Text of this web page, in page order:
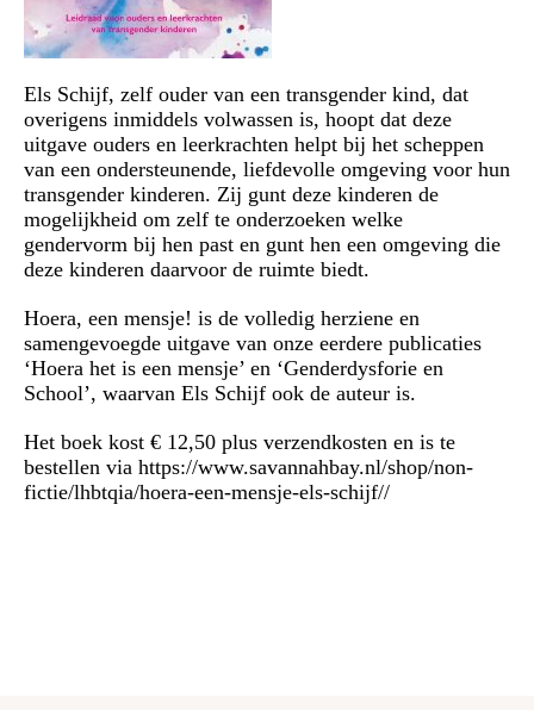
Els Schijf, zelf ouder van een transgender kind, dat
overigens inmiddels volwassen is, hoopt dat deze
uitgave ouders en leerkrachten helpt bij het scheppen
van een ondersteunende, liefdevolle omgeving voor hun
transgender kinderen. Zij gunt deze kinderen de
mogelijkheid om zelf te onderzoeken welke
gendervorm bij hen past en gunt hen een omgeving die
deze kinderen daarvoor de ruimte biedt.
Hoera, een mensje! is de volledig herziene en
samengevoegde uitgave van onze eerdere publicaties
‘Hoera het is een mensje’ en ‘Genderdysforie en
School’, waarvan Els Schijf ook de auteur is.
Het boek kost € 12,50 plus verzendkosten en is te
bestellen via https://www.savannahbay.nl/shop/non-
fictie/lhbtqia/hoera-een-mensje-els-schijf//